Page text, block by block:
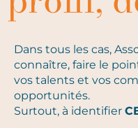
Dans tous les cas,
connaître, faire le
vos talents et vos
opportunités.
Surtout, à identifier